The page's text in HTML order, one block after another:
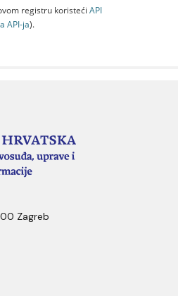
registru koristeći API
API-jа).